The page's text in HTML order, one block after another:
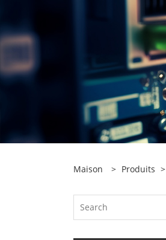
Maison > Produits >